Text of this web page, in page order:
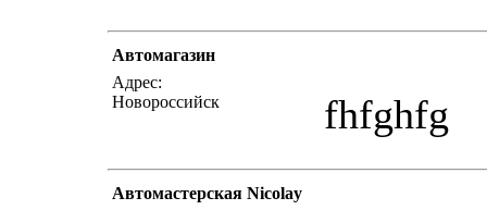
Автомагазин
Адрес:
Новороссийск
fhfghfg
Автомастерская Nicolay